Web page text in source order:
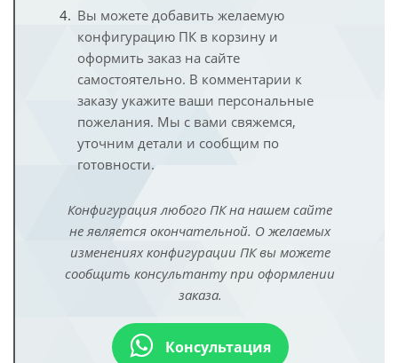
Вы можете добавить желаемую
конфигурацию ПК в корзину и
оформить заказ на сайте
самостоятельно. В комментарии к
заказу укажите ваши персональные
пожелания. Мы с вами свяжемся,
уточним детали и сообщим по
готовности.
Конфигурация любого ПК на нашем сайте
не является окончательной. О желаемых
изменениях конфигурации ПК вы можете
сообщить консультанту при оформлении
заказа.
Консультация